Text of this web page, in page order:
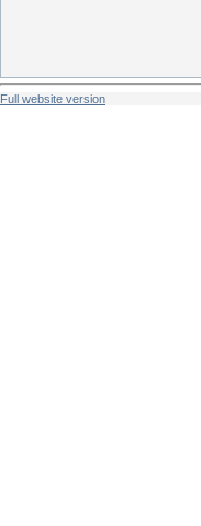
Full website version